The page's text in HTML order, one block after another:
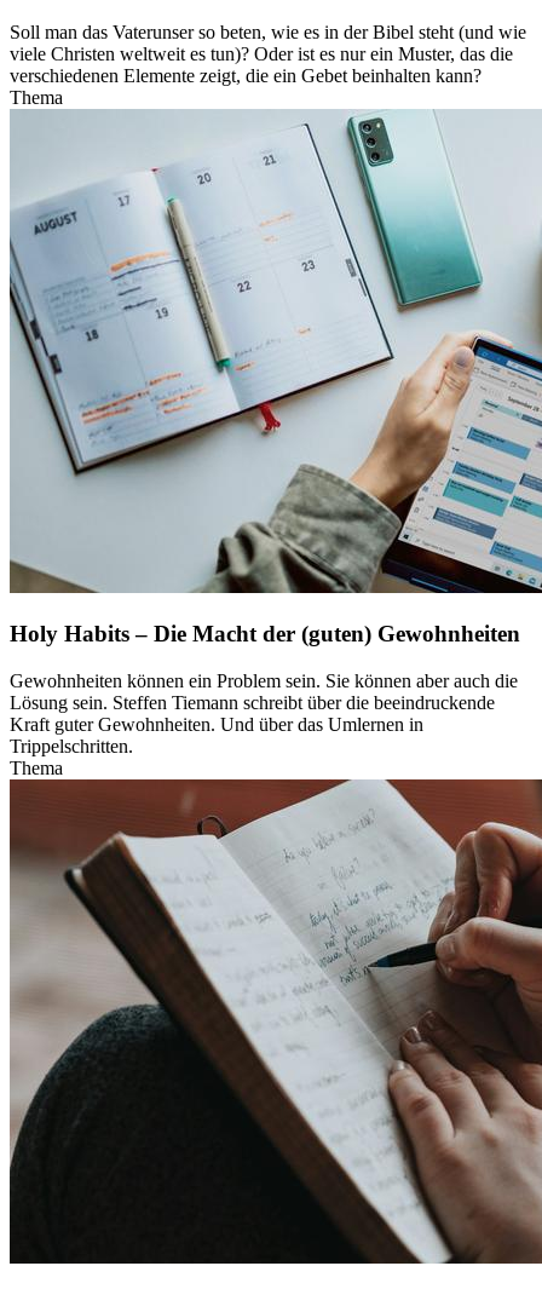
Soll man das Vaterunser so beten, wie es in der Bibel steht (und wie
viele Christen weltweit es tun)? Oder ist es nur ein Muster, das die
verschiedenen Elemente zeigt, die ein Gebet beinhalten kann?
Thema
Holy Habits – Die Macht der (guten) Gewohnheiten
Gewohnheiten können ein Problem sein. Sie können aber auch die
Lösung sein. Steffen Tiemann schreibt über die beeindruckende
Kraft guter Gewohnheiten. Und über das Umlernen in
Trippelschritten.
Thema